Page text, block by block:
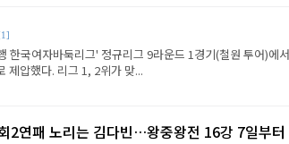
한국여자바둑리그' 정규리그 9라운드 1경기(철원 투어)에
제압했다. 리그 1, 2위가 맞...
2연패 노리는 김다빈…왕중왕전 16강 7일부터